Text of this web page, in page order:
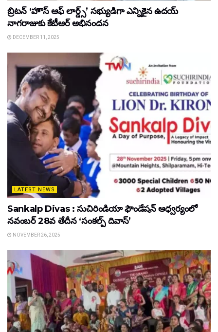
బ్రిటన్ ‘హౌస్ ఆఫ్ లార్డ్స్’ సభ్యుడిగా ఎన్నికైన ఉదయ్
నాగరాజుకు కేటీఆర్ అభినందన
DECEMBER 11, 2025
LATEST NEWS
Sankalp Divas : సుచిరిండియా ఫౌండేషన్ ఆధ్వర్యంలో
నవంబర్ 28వ తేదీన ‘సంకల్ప్ దివాస్’
NOVEMBER 26, 2025